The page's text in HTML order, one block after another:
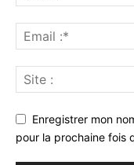
Enregistrer mon
pour la prochaine fois